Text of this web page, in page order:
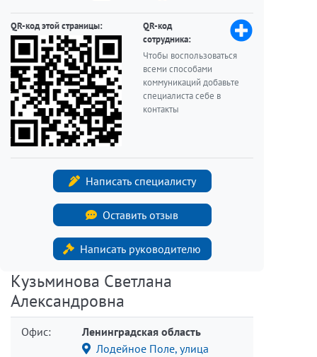
QR-код этой страницы:
QR-код
сотрудника:
Чтобы воспользоваться
всеми способами
коммуникаций добавьте
специалиста себе в
контакты
Написать специалисту
Оставить отзыв
Написать руководителю
Кузьминова Светлана
Александровна
Офис:
Ленинградская область
Лодейное Поле, улица